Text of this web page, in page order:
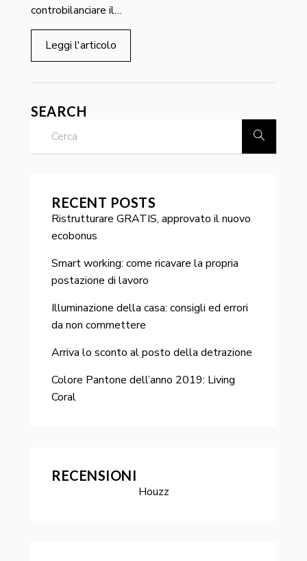
controbilanciare il…
Leggi l'articolo
SEARCH
RECENT POSTS
Ristrutturare GRATIS, approvato il nuovo
ecobonus
Smart working: come ricavare la propria
postazione di lavoro
Illuminazione della casa: consigli ed errori
da non commettere
Arriva lo sconto al posto della detrazione
Colore Pantone dell’anno 2019: Living
Coral
RECENSIONI
Houzz